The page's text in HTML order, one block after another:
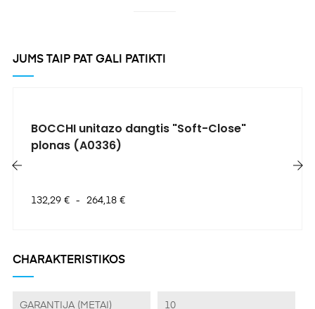
JUMS TAIP PAT GALI PATIKTI
BOCCHI unitazo dangtis "Soft-Close"
plonas (A0336)
Kaina
132,29 € - 264,18 €
CHARAKTERISTIKOS
GARANTIJA (METAI) 10